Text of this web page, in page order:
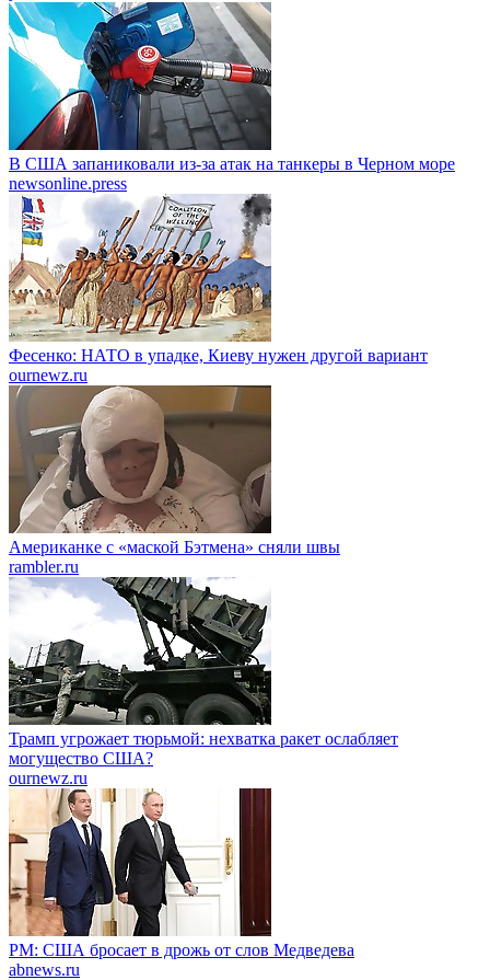
В США запаниковали из-за атак на танкеры в Черном море
newsonline.press
Фесенко: НАТО в упадке, Киеву нужен другой вариант
ournewz.ru
Американке с «маской Бэтмена» сняли швы
rambler.ru
Трамп угрожает тюрьмой: нехватка ракет ослабляет
могущество США?
ournewz.ru
PM: США бросает в дрожь от слов Медведева
abnews.ru